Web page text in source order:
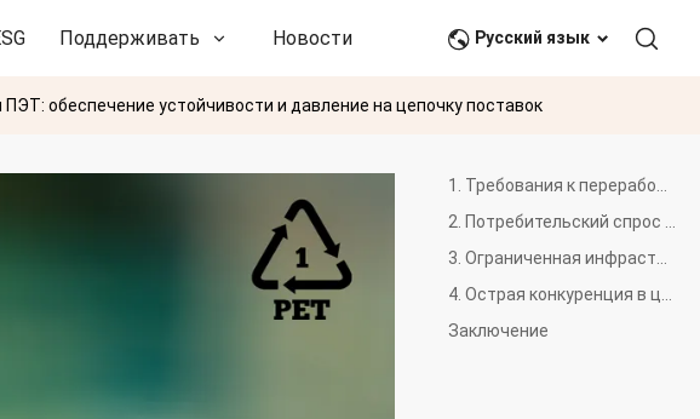
Поддерживать Новости и события Связаться с нами
Русский язык
обеспечение устойчивости и давление на цепочку поставок
Заключение